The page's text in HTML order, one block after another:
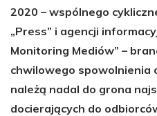
2020 – wspólnego
„Press” i agencji
Monitoring Mediów” –
chwilowego spowolnienia
należą nadal do grona
docierających do